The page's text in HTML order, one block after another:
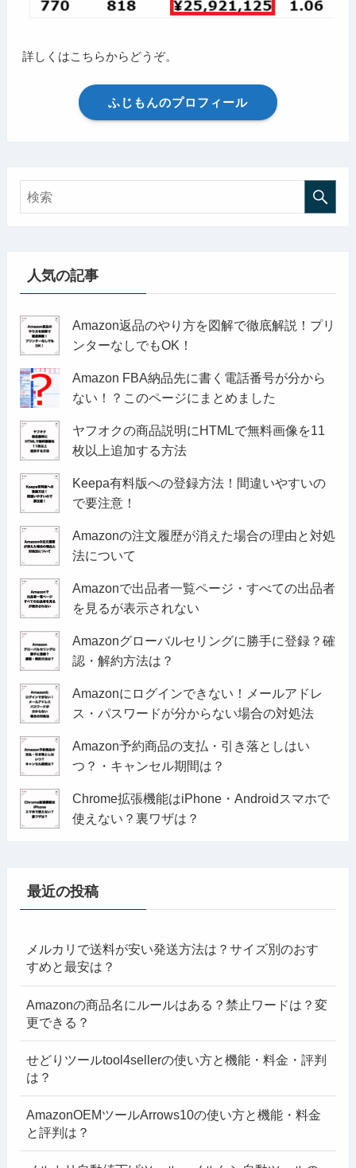
詳しくはこちらからどうぞ。
ふじもんのプロフィール
人気の記事
Amazon返品のやり方を図解で徹底解説！プリ
ンターなしでもOK！
Amazon FBA納品先に書く電話番号が分から
ない！？このページにまとめました
ヤフオクの商品説明にHTMLで無料画像を11
枚以上追加する方法
Keepa有料版への登録方法！間違いやすいの
で要注意！
Amazonの注文履歴が消えた場合の理由と対処
法について
Amazonで出品者一覧ページ・すべての出品者
を見るが表示されない
Amazonグローバルセリングに勝手に登録？確
認・解約方法は？
Amazonにログインできない！メールアドレ
ス・パスワードが分からない場合の対処法
Amazon予約商品の支払・引き落としはい
つ？・キャンセル期間は？
Chrome拡張機能はiPhone・Androidスマホで
使えない？裏ワザは？
最近の投稿
メルカリで送料が安い発送方法は？サイズ別のおす
すめと最安は？
Amazonの商品名にルールはある？禁止ワードは？変
更できる？
せどりツールtool4sellerの使い方と機能・料金・評判
は？
AmazonOEMツールArrows10の使い方と機能・料金
と評判は？